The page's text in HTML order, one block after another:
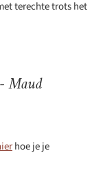
terechte trots het
Maud
hoe je je